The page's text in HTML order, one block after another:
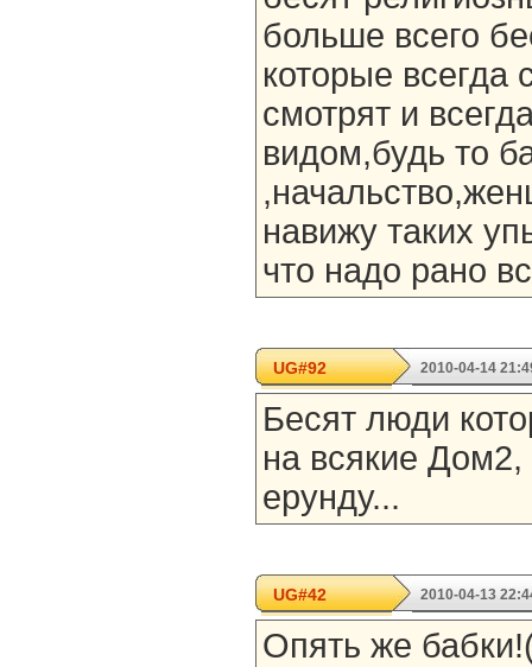
больше всего
которые всегда
смотрят и
видом,будь то
навижу таких
что надо рано
UG#92 2010-04-14
Бесят люди
на всякие
ерунду...
UG#42 2010-04-13
Опять же